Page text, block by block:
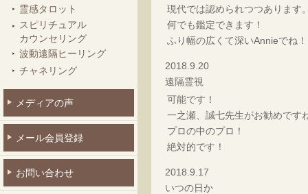
霊感タロット
スピリチュアル
カウンセリング
波動遠隔ヒーリング
チャネリング
メディアの声
メール会員登録
お問い合わせ
現代では認められつつあります
何でも鑑定できます！
ふり幅の広くて深いAnnieでね！
2018.9.20
遠隔霊視
可能です！
一之瀬、誠七先生がお勧めです
プロの中のプロ！
絶対的です！
2018.9.17
いつの日か